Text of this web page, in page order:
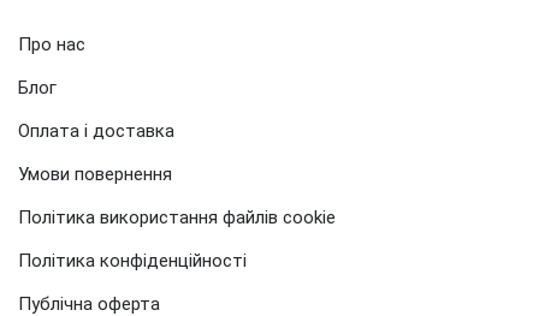
Про нас
Блог
Оплата і доставка
Умови повернення
Політика використання файлів cookie
Політика конфіденційності
Публічна оферта